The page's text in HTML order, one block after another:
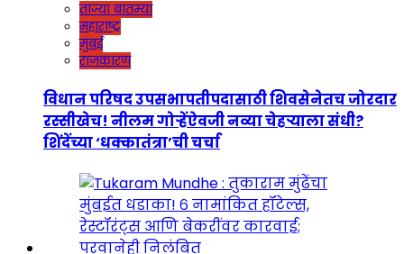
ताज्या बातम्या
महाराष्ट्र
मुंबई
राजकारण
विधान परिषद उपसभापतीपदासाठी शिवसेनेतच जोरदार
रस्सीखेच! नीलम गोऱ्हेंऐवजी नव्या चेहऱ्याला संधी?
शिंदेंच्या ‘धक्कातंत्रा’ची चर्चा